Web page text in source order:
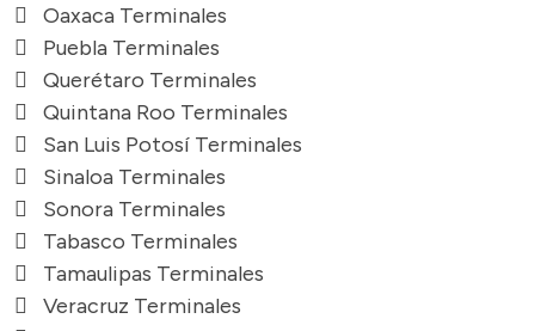
Oaxaca Terminales
Puebla Terminales
Querétaro Terminales
Quintana Roo Terminales
San Luis Potosí Terminales
Sinaloa Terminales
Sonora Terminales
Tabasco Terminales
Tamaulipas Terminales
Veracruz Terminales